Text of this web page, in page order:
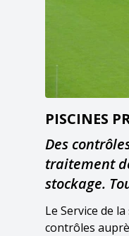
PISCINES
Des
traitement
stockage.
Le Service de
contrôles